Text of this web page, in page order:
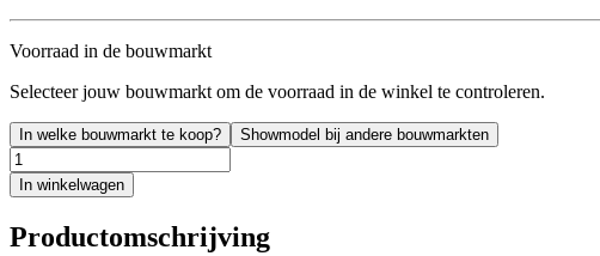
Voorraad in de bouwmarkt
Selecteer jouw bouwmarkt om de voorraad in de winkel te controleren.
In welke bouwmarkt te koop? Showmodel bij andere bouwmarkten
In winkelwagen
Productomschrijving